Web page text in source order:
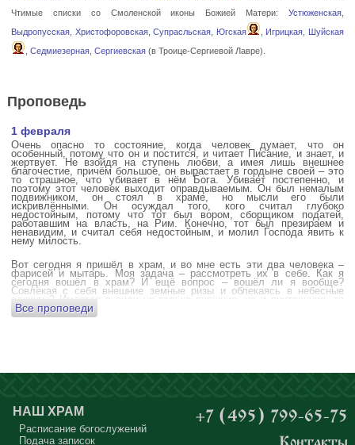
Чтимые списки со Смоленской иконы Божией Матери:Устюженская
Выдропусская, Христофоровская,Супрасльская Югская Игрицкая
Шуйская
Седмиезерная, Сергиевская(в Троице-Сергиевой Лавре).
Проповедь
1 февраля
Очень опасно то состояние, когда человек думает, что он
особенный, потому что он и постится, и читает Писание, и знает, и
жертвует. Не взойдя на ступень любви, а имея лишь внешнее
благочестие, причём большое, он вырастает в гордыне своей – это
то страшное, что убивает в нём Бога. Убивает постепенно, и
поэтому этот человек выходит оправдываемым. Он был немалым
подвижником, он стоял в храме, но мысли его были
искривлёнными. Он осуждал того, кого считал глубоко
недостойным, потому что тот был вором, сборщиком податей,
работавшим на власть, на Рим. Конечно, тот был презираем и
ненавидим, и считал себя недостойным, и молил Господа явить к
нему милость.
Вот сегодня я пришёл в храм, и во мне есть эти два человека –
фарисей и мытарь. Моя задача – рассмотреть их в себе. Как я
сегодня вошёл в храм? И ещё вопрос – вошёл ли я вообще?
Совлекая с себя внешние земные ризы и облекаясь в небесные
одежды? Имеется в виду не только внешние, но и внутренние, то
есть помыслы.
сердца?
Бог открыл помыслы людей, стоящих в храме, и он ужаснулся
тому, что никто из них не молится – ни один человек, кроме одного
мальчика. Мысли у людей о чём угодно: о работе, о молодой жене
или возлюбленной, о детях, о долгах, о футбольном матче, о
Все проповеди
НАШ ХРАМ
Расписание богослужений
Подача записок
+7 (495) 799-65-75
Контакты